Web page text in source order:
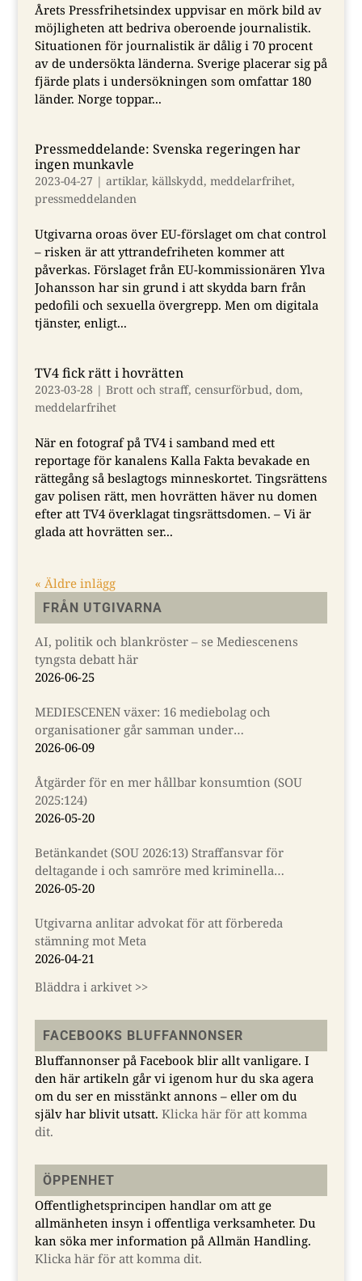
Årets Pressfrihetsindex uppvisar en mörk bild av
möjligheten att bedriva oberoende journalistik.
Situationen för journalistik är dålig i 70 procent
av de undersökta länderna. Sverige placerar sig på
fjärde plats i undersökningen som omfattar 180
länder. Norge toppar...
Pressmeddelande: Svenska regeringen har
ingen munkavle
2023-04-27 | artiklar, källskydd, meddelarfrihet,
pressmeddelanden
Utgivarna oroas över EU-förslaget om chat control
– risken är att yttrandefriheten kommer att
påverkas. Förslaget från EU-kommissionären Ylva
Johansson har sin grund i att skydda barn från
pedofili och sexuella övergrepp. Men om digitala
tjänster, enligt...
TV4 fick rätt i hovrätten
2023-03-28 | Brott och straff, censurförbud, dom,
meddelarfrihet
När en fotograf på TV4 i samband med ett
reportage för kanalens Kalla Fakta bevakade en
rättegång så beslagtogs minneskortet. Tingsrättens
gav polisen rätt, men hovrätten häver nu domen
efter att TV4 överklagat tingsrättsdomen. – Vi är
glada att hovrätten ser...
« Äldre inlägg
FRÅN UTGIVARNA
AI, politik och blankröster – se Mediescenens
tyngsta debatt här
2026-06-25
MEDIESCENEN växer: 16 mediebolag och
organisationer går samman under
Almedalsveckan
2026-06-09
Åtgärder för en mer hållbar konsumtion (SOU
2025:124)
2026-05-20
Betänkandet (SOU 2026:13) Straffansvar för
deltagande i och samröre med kriminella
sammanslutningar
2026-05-20
Utgivarna anlitar advokat för att förbereda
stämning mot Meta
2026-04-21
Bläddra i arkivet >>
FACEBOOKS BLUFFANNONSER
Bluffannonser på Facebook blir allt vanligare. I
den här artikeln går vi igenom hur du ska agera
om du ser en misstänkt annons – eller om du
själv har blivit utsatt. Klicka här för att komma
dit.
ÖPPENHET
Offentlighetsprincipen handlar om att ge
allmänheten insyn i offentliga verksamheter. Du
kan söka mer information på Allmän Handling.
Klicka här för att komma dit.